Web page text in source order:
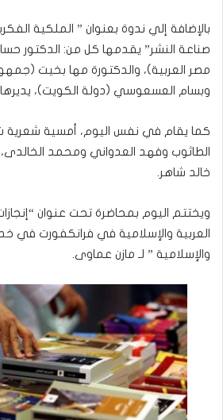
بالإضافة إلي ندوة بعنوان ” الملكية
صناعة النشر” يقدمها كل من: الدكتور
مصر العربية)، والدكتورة مها بخيت
وبسام العسعوسي (دولة الكويت)،
كما يقام في نفس اليوم، أمسية شعرية
الطاثوب وفهد العدواني ومحمد الخالدى،
خالد شاهر.
ويختتم اليوم بمحاضرة تحت عنوان
العربية والإسلامية في فرانكفورت في
والإسلامية ” لـ مازن عماوى.